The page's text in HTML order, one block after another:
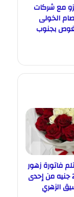
مع شركات
الخولى
بجنوب
فاتورة زهور
بقيمة 2500 جنيه من إحدى
الزهري